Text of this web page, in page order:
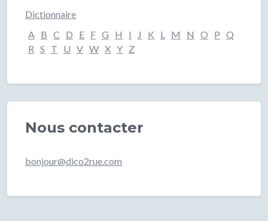
Dictionnaire
A B C D E F G H I J K L M N O P Q
R S T U V W X Y Z
Nous contacter
bonjour@dico2rue.com